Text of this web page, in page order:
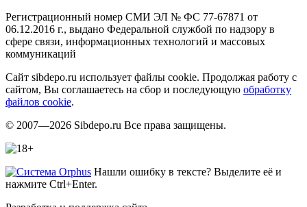
Регистрационный номер СМИ ЭЛ № ФС 77-67871 от
06.12.2016 г., выдано Федеральной службой по надзору в
сфере связи, информационных технологий и массовых
коммуникаций
Сайт sibdepo.ru использует файлы cookie. Продолжая работу с
сайтом, Вы соглашаетесь на сбор и последующую обработку
файлов cookie.
© 2007—2026 Sibdepo.ru Все права защищены.
Нашли ошибку в тексте? Выделите её и
нажмите Ctrl+Enter.